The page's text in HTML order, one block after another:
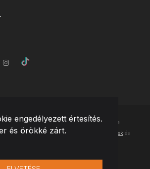
engedélyezett értesítés.
és örökké zárt.
Team Extension Hungary- Minden jog fenntartva
használatával elfogadja Használati feltételek és